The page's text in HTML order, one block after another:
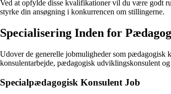
Ved at opfylde disse kvalifikationer vil du være godt
styrke din ansøgning i konkurrencen om stillingerne.
Specialisering Inden for
Udover de generelle jobmuligheder som pædagogisk
konsulentarbejde, pædagogisk udviklingskonsulent
Specialpædagogisk Konsulent Job